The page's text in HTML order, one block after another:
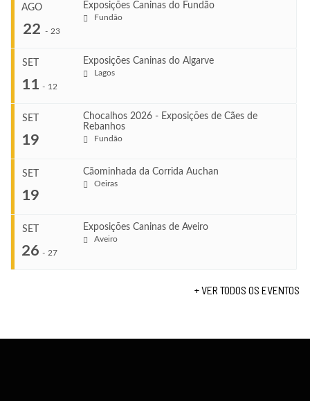
AGO
22 - 23
Exposições Caninas do Fundão
Fundão
Ago 22, 2026
Ago 23, 2026
VENUE
SET
11 - 12
Exposições Caninas do Algarve
Lagos
Set 11, 2026
Set 12, 2026
VENUE
SET
19
Chocalhos 2026 - Exposições de Cães de
Rebanhos
Fundão
Set 19, 2026
SET
19
Cãominhada da Corrida Auchan
Oeiras
SET
26 - 27
Exposições Caninas de Aveiro
Aveiro
+ VER TODOS OS EVENTOS